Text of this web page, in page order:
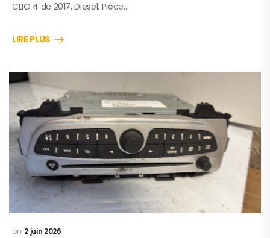
CLIO 4 de 2017, Diesel. Pièce…
LIRE PLUS
2 juin 2026